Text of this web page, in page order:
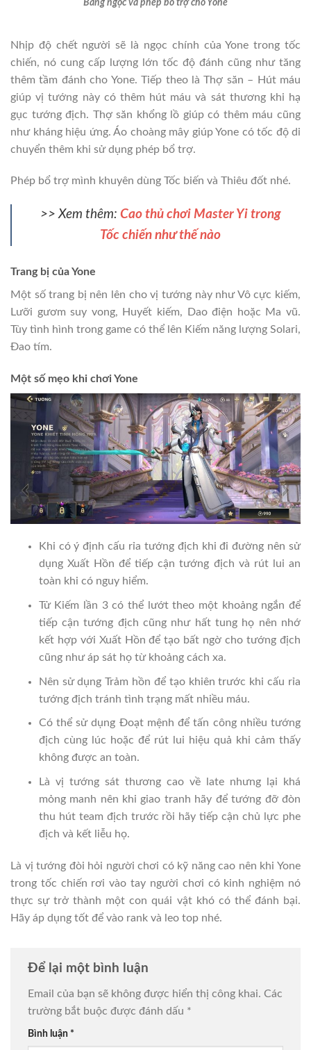
Bảng ngọc và phép bổ trợ cho Yone
Nhịp độ chết người sẽ là ngọc chính của Yone trong tốc
chiến, nó cung cấp lượng lớn tốc độ đánh cũng như tăng
thêm tầm đánh cho Yone. Tiếp theo là Thợ săn – Hút máu
giúp vị tướng này có thêm hút máu và sát thương khi hạ
gục tướng địch. Thợ săn khổng lồ giúp có thêm máu cũng
như kháng hiệu ứng. Áo choàng mây giúp Yone có tốc độ di
chuyển thêm khi sử dụng phép bổ trợ.
Phép bổ trợ mình khuyên dùng Tốc biến và Thiêu đốt nhé.
>> Xem thêm: Cao thủ chơi Master Yi trong
Tốc chiến như thế nào
Trang bị của Yone
Một số trang bị nên lên cho vị tướng này như Vô cực kiếm,
Lưỡi gươm suy vong, Huyết kiếm, Dao điện hoặc Ma vũ.
Tùy tình hình trong game có thể lên Kiếm năng lượng Solari,
Đao tím.
Một số mẹo khi chơi Yone
Khi có ý định cấu rỉa tướng địch khi đi đường nên sử
dụng Xuất Hồn để tiếp cận tướng địch và rút lui an
toàn khi có nguy hiểm.
Tử Kiếm lần 3 có thể lướt theo một khoảng ngắn để
tiếp cận tướng địch cũng như hất tung họ nên nhớ
kết hợp với Xuất Hồn để tạo bất ngờ cho tướng địch
cũng như áp sát họ từ khoảng cách xa.
Nên sử dụng Trảm hồn để tạo khiên trước khi cấu rỉa
tướng địch tránh tình trạng mất nhiều máu.
Có thể sử dụng Đoạt mệnh để tấn công nhiều tướng
địch cùng lúc hoặc để rút lui hiệu quả khi cảm thấy
không được an toàn.
Là vị tướng sát thương cao về late nhưng lại khá
mỏng manh nên khi giao tranh hãy để tướng đỡ đòn
thu hút team địch trước rồi hãy tiếp cận chủ lực phe
địch và kết liễu họ.
Là vị tướng đòi hỏi người chơi có kỹ năng cao nên khi Yone
trong tốc chiến rơi vào tay người chơi có kinh nghiệm nó
thực sự trở thành một con quái vật khó có thể đánh bại.
Hãy áp dụng tốt để vào rank và leo top nhé.
Để lại một bình luận
Email của bạn sẽ không được hiển thị công khai. Các
trường bắt buộc được đánh dấu *
Bình luận *